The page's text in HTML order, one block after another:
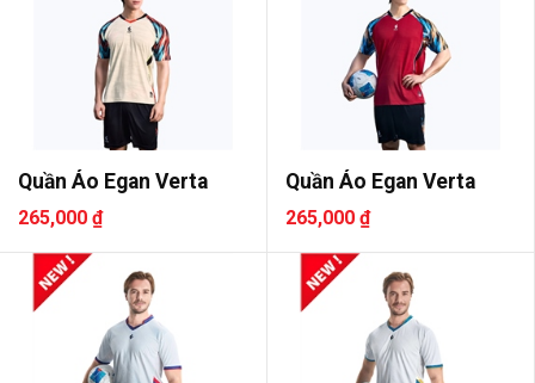
Quần Áo Egan Verta
265,000 ₫
Quần Áo Egan Verta
265,000 ₫